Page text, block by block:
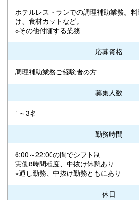
ホテルレストランでの調理補助業務。
け、食材カットなど。
※その他付随する業務
応募資格
調理補助業務ご経験者の方
募集人数
1～3名
勤務時間
6:00～22:00の間でシフト制
実働8時間程度、中抜け休憩あり
※通し勤務、中抜け勤務ともにあり
休日